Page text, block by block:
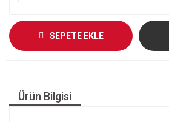
SEPETE EKLE
Ürün Bilgisi